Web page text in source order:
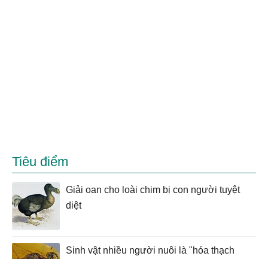
Tiêu điểm
Giải oan cho loài chim bị con người tuyệt
diệt
Sinh vật nhiều người nuôi là "hóa thạch